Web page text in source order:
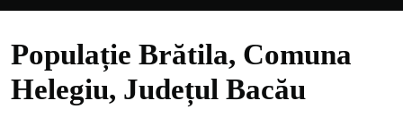
Populație Brătila, Comuna
Helegiu, Județul Bacău